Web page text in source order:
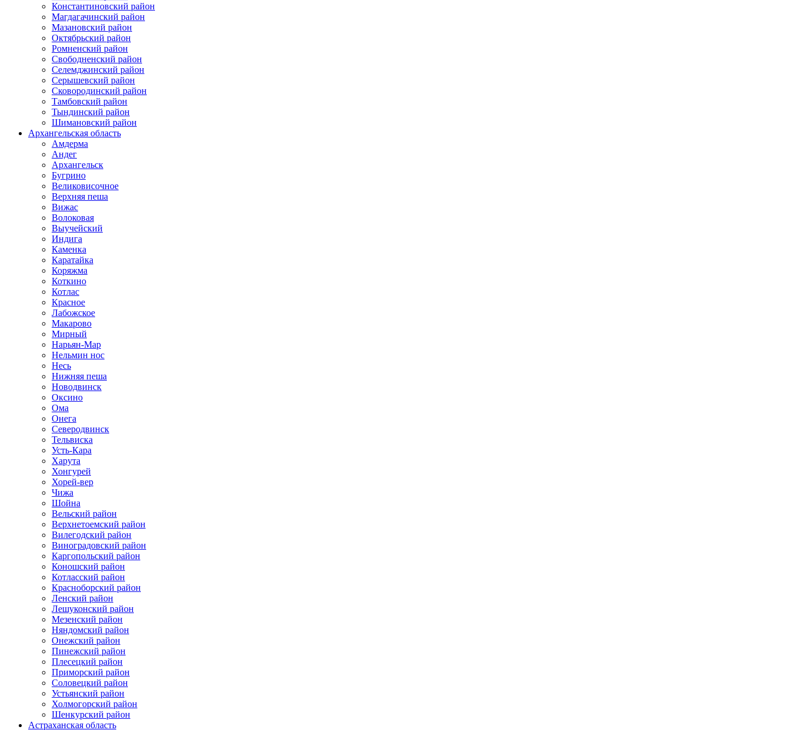
Константиновский район
Магдагачинский район
Мазановский район
Октябрьский район
Ромненский район
Свободненский район
Селемджинский район
Серышевский район
Сковородинский район
Тамбовский район
Тындинский район
Шимановский район
Архангельская область
Амдерма
Андег
Архангельск
Бугрино
Великовисочное
Верхняя пеша
Вижас
Волоковая
Выучейский
Индига
Каменка
Каратайка
Коряжма
Коткино
Котлас
Красное
Лабожское
Макарово
Мирный
Нарьян-Мар
Нельмин нос
Несь
Нижняя пеша
Новодвинск
Оксино
Ома
Онега
Северодвинск
Тельвиска
Усть-Кара
Харута
Хонгурей
Хорей-вер
Чижа
Шойна
Вельский район
Верхнетоемский район
Вилегодский район
Виноградовский район
Каргопольский район
Коношский район
Котласский район
Красноборский район
Ленский район
Лешуконский район
Мезенский район
Няндомский район
Онежский район
Пинежский район
Плесецкий район
Приморский район
Соловецкий район
Устьянский район
Холмогорский район
Шенкурский район
Астраханская область